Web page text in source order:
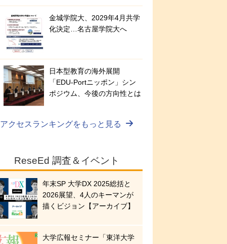
金城学院大、2029年4月共学
化決定…名古屋学院大へ
日本型教育の海外展開
「EDU-Portニッポン」シン
ポジウム、今後の方向性とは
アクセスランキングをもっと見る
ReseEd 調査＆イベント
年末SP 大学DX 2025総括と
2026展望、4人のキーマンが
描くビジョン【アーカイブ】
大学広報セミナー「東洋大学